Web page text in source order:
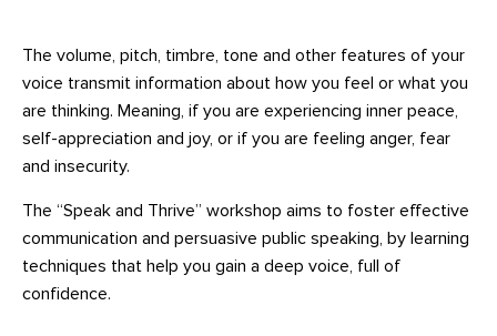
The volume, pitch, timbre, tone and other features of your
voice transmit information about how you feel or what you
are thinking. Meaning, if you are experiencing inner peace,
self-appreciation and joy, or if you are feeling anger, fear
and insecurity.
The “Speak and Thrive” workshop aims to foster effective
communication and persuasive public speaking, by learning
techniques that help you gain a deep voice, full of
confidence.